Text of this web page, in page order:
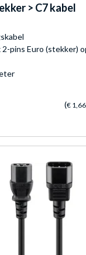
> C7 kabel
pins Euro (stekker)
(€ 1,66